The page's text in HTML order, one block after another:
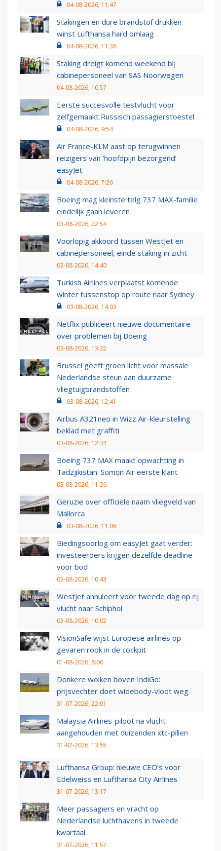
04-08-2026, 11:47
Stakingen en dure brandstof drukken
winst Lufthansa hard omlaag
04-08-2026, 11:38
Staking dreigt komend weekend bij
cabinepersoneel van SAS Noorwegen
04-08-2026, 10:57
Eerste succesvolle testvlucht voor
zelfgemaakt Russisch passagierstoestel
04-08-2026, 9:54
Air France-KLM aast op terugwinnen
reizigers van ‘hoofdpijn bezorgend’
easyJet
04-08-2026, 7:26
Boeing mag kleinste telg 737 MAX-familie
eindelijk gaan leveren
03-08-2026, 22:54
Voorlopig akkoord tussen WestJet en
cabinepersoneel, einde staking in zicht
03-08-2026, 14:40
Turkish Airlines verplaatst komende
winter tussenstop op route naar Sydney
03-08-2026, 14:03
Netflix publiceert nieuwe documentaire
over problemen bij Boeing
03-08-2026, 13:22
Brussel geeft groen licht voor massale
Nederlandse steun aan duurzame
vliegtuigbrandstoffen
03-08-2026, 12:41
Airbus A321neo in Wizz Air-kleurstelling
beklad met graffiti
03-08-2026, 12:34
Boeing 737 MAX maakt opwachting in
Tadzjikistan: Somon Air eerste klant
03-08-2026, 11:26
Geruzie over officiële naam vliegveld van
Mallorca
03-08-2026, 11:06
Biedingsoorlog om easyJet gaat verder:
investeerders krijgen dezelfde deadline
voor bod
03-08-2026, 10:43
WestJet annuleert voor tweede dag op rij
vlucht naar Schiphol
03-08-2026, 10:02
VisionSafe wijst Europese airlines op
gevaren rook in de cockpit
01-08-2026, 8:00
Donkere wolken boven IndiGo:
prijsvechter doet widebody-vloot weg
31-07-2026, 22:01
Malaysia Airlines-piloot na vlucht
aangehouden met duizenden xtc-pillen
31-07-2026, 13:55
Lufthansa Group: nieuwe CEO’s voor
Edelweiss en Lufthansa City Airlines
31-07-2026, 13:17
Meer passagiers en vracht op
Nederlandse luchthavens in tweede
kwartaal
31-07-2026, 11:57